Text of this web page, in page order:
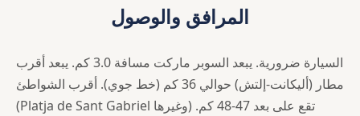
المرافق والوصول
السيارة ضرورية. يبعد السوبر ماركت مسافة 3.0 كم. يبعد أقرب
مطار (أليكانت-إلتش) حوالي 36 كم (خط جوي). أقرب الشواطئ
(Platja de Sant Gabriel وغيرها) تقع على بعد 47-48 كم.